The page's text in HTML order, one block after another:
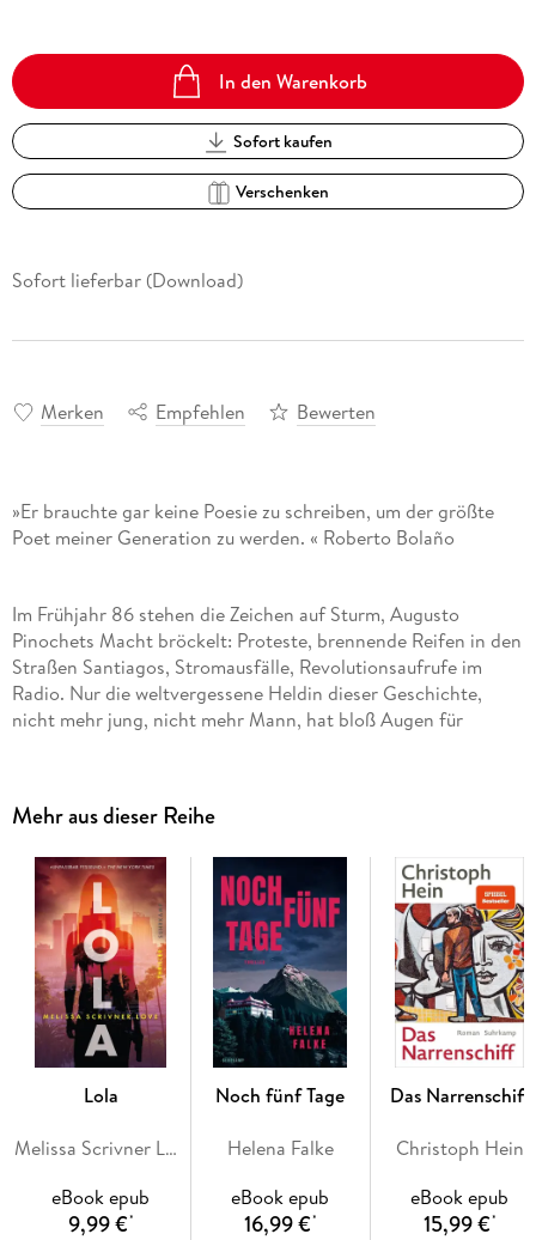
In den Warenkorb
Sofort kaufen
Verschenken
Sofort lieferbar (Download)
Merken Empfehlen Bewerten
»Er brauchte gar keine Poesie zu schreiben, um der größte
Poet meiner Generation zu werden. « Roberto Bolaño
Im Frühjahr 86 stehen die Zeichen auf Sturm, Augusto
Pinochets Macht bröckelt: Proteste, brennende Reifen in den
Straßen Santiagos, Stromausfälle, Revolutionsaufrufe im
Radio. Nur die weltvergessene Heldin dieser Geschichte,
nicht mehr jung, nicht mehr Mann, hat bloß Augen für
Liebeslieder, lacht und phantasiert, doch vergebens. Denn
wer hat die Macht, wer bestimmt die Grenzen, zwischen oben
und unten, zwischen Mann und Frau? Sie ganz sicher nicht.
Und so bleibt ihr allein der Widerstand, auf der Zunge und im
Herzen.
In farbiger, kräftiger, brillanter Sprache erzählt Pedro
Lemebel eine Geschichte von politischer Militanz und
sexueller Dissidenz.
Torero, ich hab Angstist bedeutende
queere Weltliteratur. Ein bissiges Werk der Befreiung von
Mehr aus dieser Reihe
Lola
Melissa Scrivner Love
eBook epub
9,99 €*
Noch fünf Tage
Helena Falke
eBook epub
16,99 €*
Das Narrenschiff
Christoph Hein
eBook epub
15,99 €*